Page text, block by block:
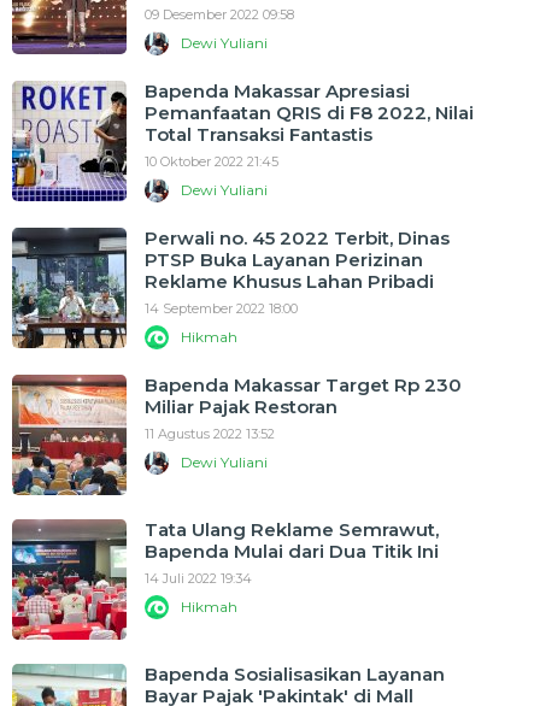
09 Desember 2022 09:58
Dewi Yuliani
Bapenda Makassar Apresiasi
Pemanfaatan QRIS di F8 2022, Nilai
Total Transaksi Fantastis
10 Oktober 2022 21:45
Dewi Yuliani
Perwali no. 45 2022 Terbit, Dinas
PTSP Buka Layanan Perizinan
Reklame Khusus Lahan Pribadi
14 September 2022 18:00
Hikmah
Bapenda Makassar Target Rp 230
Miliar Pajak Restoran
11 Agustus 2022 13:52
Dewi Yuliani
Tata Ulang Reklame Semrawut,
Bapenda Mulai dari Dua Titik Ini
14 Juli 2022 19:34
Hikmah
Bapenda Sosialisasikan Layanan
Bayar Pajak 'Pakintak' di Mall